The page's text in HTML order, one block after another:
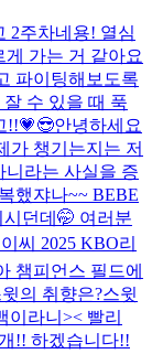
2주차네용! 열심
가는 거 같아요
파이팅해보도록
수 있을 때 푹
!!💗😎안녕하세요
가 챙기는지는 저
니라는 사실을 증
했쟈나~~ BEBE
던데🤭 여러분
씨 2025 KBO리
챔피언스 필드에
의 취향은?스윗
이라니>< 빨리
!! 하겠습니다!!